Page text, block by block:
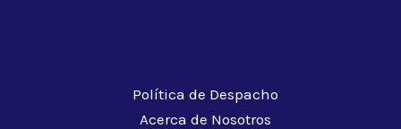
Política de Despacho
Acerca de Nosotros